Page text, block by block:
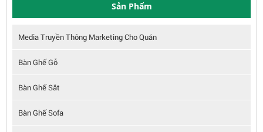
Sản Phẩm
Media Truyền Thông Marketing Cho Quán
Bàn Ghế Gỗ
Bàn Ghế Sắt
Bàn Ghế Sofa